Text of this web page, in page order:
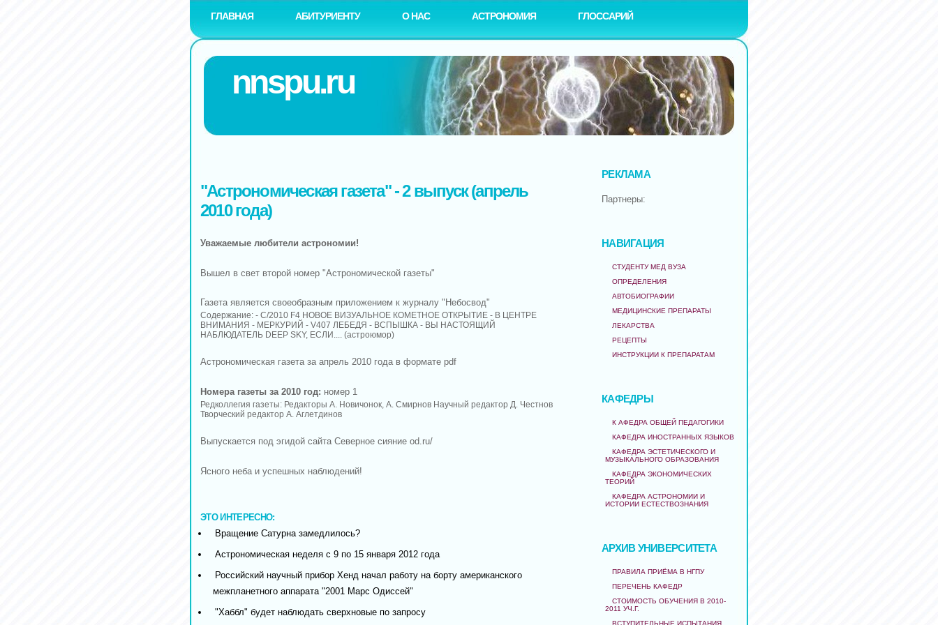
ГЛАВНАЯ АБИТУРИЕНТУ О НАС АСТРОНОМИЯ ГЛОССАРИЙ
nnspu.ru
"Астрономическая газета" - 2 выпуск (апрель
2010 года)
Уважаемые любители астрономии!
Вышел в свет второй номер "Астрономической газеты"
Газета является своеобразным приложением к журналу "Небосвод"
Содержание: - C/2010 F4 НОВОЕ ВИЗУАЛЬНОЕ КОМЕТНОЕ ОТКРЫТИЕ - В ЦЕНТРЕ
ВНИМАНИЯ - МЕРКУРИЙ - V407 ЛЕБЕДЯ - ВСПЫШКА - ВЫ НАСТОЯЩИЙ
НАБЛЮДАТЕЛЬ DEEP SKY, ЕСЛИ.... (астроюмор)
Астрономическая газета за апрель 2010 года в формате pdf
Номера газеты за 2010 год: номер 1
Редколлегия газеты: Редакторы А. Новичонок, А. Смирнов Научный редактор Д. Честнов
Творческий редактор А. Аглетдинов
Выпускается под эгидой сайта Северное сияние od.ru/
Ясного неба и успешных наблюдений!
ЭТО ИНТЕРЕСНО:
Вращение Сатурна замедлилось?
Астрономическая неделя с 9 по 15 января 2012 года
Российский научный прибор Хенд начал работу на борту американского
межпланетного аппарата "2001 Марс Одиссей"
"Хаббл" будет наблюдать сверхновые по запросу
РЕКЛАМА
Партнеры:
НАВИГАЦИЯ
СТУДЕНТУ МЕД ВУЗА
ОПРЕДЕЛЕНИЯ
АВТОБИОГРАФИИ
МЕДИЦИНСКИЕ ПРЕПАРАТЫ
ЛЕКАРСТВА
РЕЦЕПТЫ
ИНСТРУКЦИИ К ПРЕПАРАТАМ
КАФЕДРЫ
К АФЕДРА ОБЩЕЙ ПЕДАГОГИКИ
КАФЕДРА ИНОСТРАННЫХ ЯЗЫКОВ
КАФЕДРА ЭСТЕТИЧЕСКОГО И
МУЗЫКАЛЬНОГО ОБРАЗОВАНИЯ
КАФЕДРА ЭКОНОМИЧЕСКИХ
ТЕОРИЙ
КАФЕДРА АСТРОНОМИИ И
ИСТОРИИ ЕСТЕСТВОЗНАНИЯ
АРХИВ УНИВЕРСИТЕТА
ПРАВИЛА ПРИЁМА В НГПУ
ПЕРЕЧЕНЬ КАФЕДР
СТОИМОСТЬ ОБУЧЕНИЯ В 2010-
2011 УЧ.Г.
ВСТУПИТЕЛЬНЫЕ ИСПЫТАНИЯ